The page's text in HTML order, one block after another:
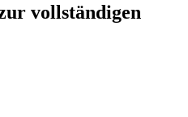
vollständigen